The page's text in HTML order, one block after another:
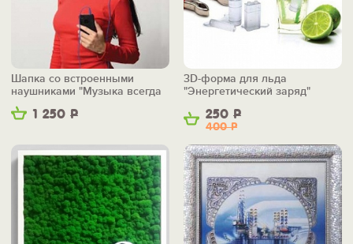
1 250 Р
Шапка со встроенными
наушниками "Музыка всегда
со мной"
250 Р
400Р
3D-форма для льда
"Энергетический заряд"